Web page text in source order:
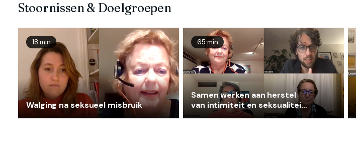
Stoornissen & Doelgroepen
18 min
Walging na seksueel misbruik
65 min
Samen werken aan herstel
van intimiteit en seksualiteit
na seksueel misbruik